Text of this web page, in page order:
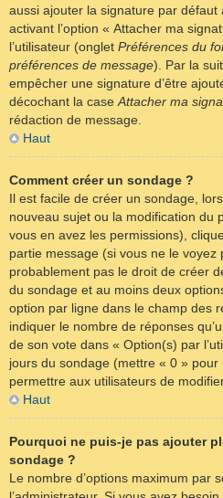
aussi ajouter la signature par défaut
activant l’option « Attacher ma
l’utilisateur (onglet Préférences du
préférences de message). Par la
empêcher une signature d’être
décochant la case Attacher ma
rédaction de message.
Haut
Comment créer un sondage ?
Il est facile de créer un sondage,
nouveau sujet ou la modification du
vous en avez les permissions),
partie message (si vous ne le voyez
probablement pas le droit de créer
du sondage et au moins deux
option par ligne dans le champ des
indiquer le nombre de réponses
de son vote dans « Option(s) par
jours du sondage (mettre « 0 »
permettre aux utilisateurs de
Haut
Pourquoi ne puis-je pas ajouter
sondage ?
Le nombre d’options maximum par